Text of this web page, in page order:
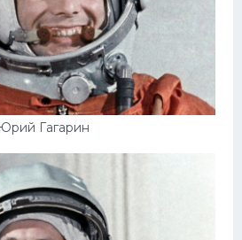
Юрий Гагарин